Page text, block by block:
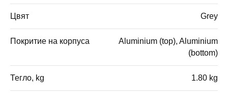
Цвят Grey
Покритие на корпуса
Aluminium (top), Aluminium
(bottom)
Тегло, kg 1.80 kg